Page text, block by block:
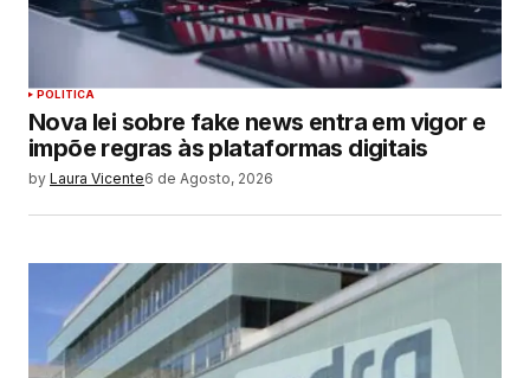
POLITICA
Nova lei sobre fake news entra em vigor e
impõe regras às plataformas digitais
by Laura Vicente6 de Agosto, 2026